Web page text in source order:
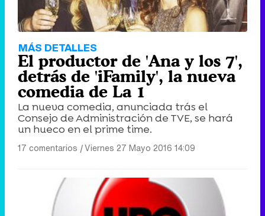
MÁS DETALLES
El productor de 'Ana y los 7',
detrás de 'iFamily', la nueva
comedia de La 1
La nueva comedia, anunciada trás el
Consejo de Administración de TVE, se hará
un hueco en el prime time.
17 comentarios |Viernes 27 Mayo 2016 14:09